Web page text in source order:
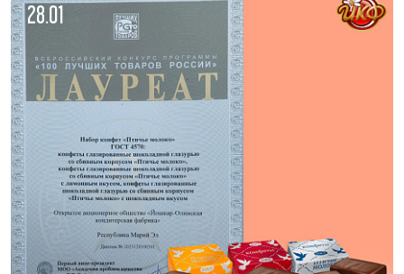
Пн Пт
3
6
7 9 10
13
14 15 16 17
20
21 22 24
27 28 29 30 31
Показать
28.01 -2026